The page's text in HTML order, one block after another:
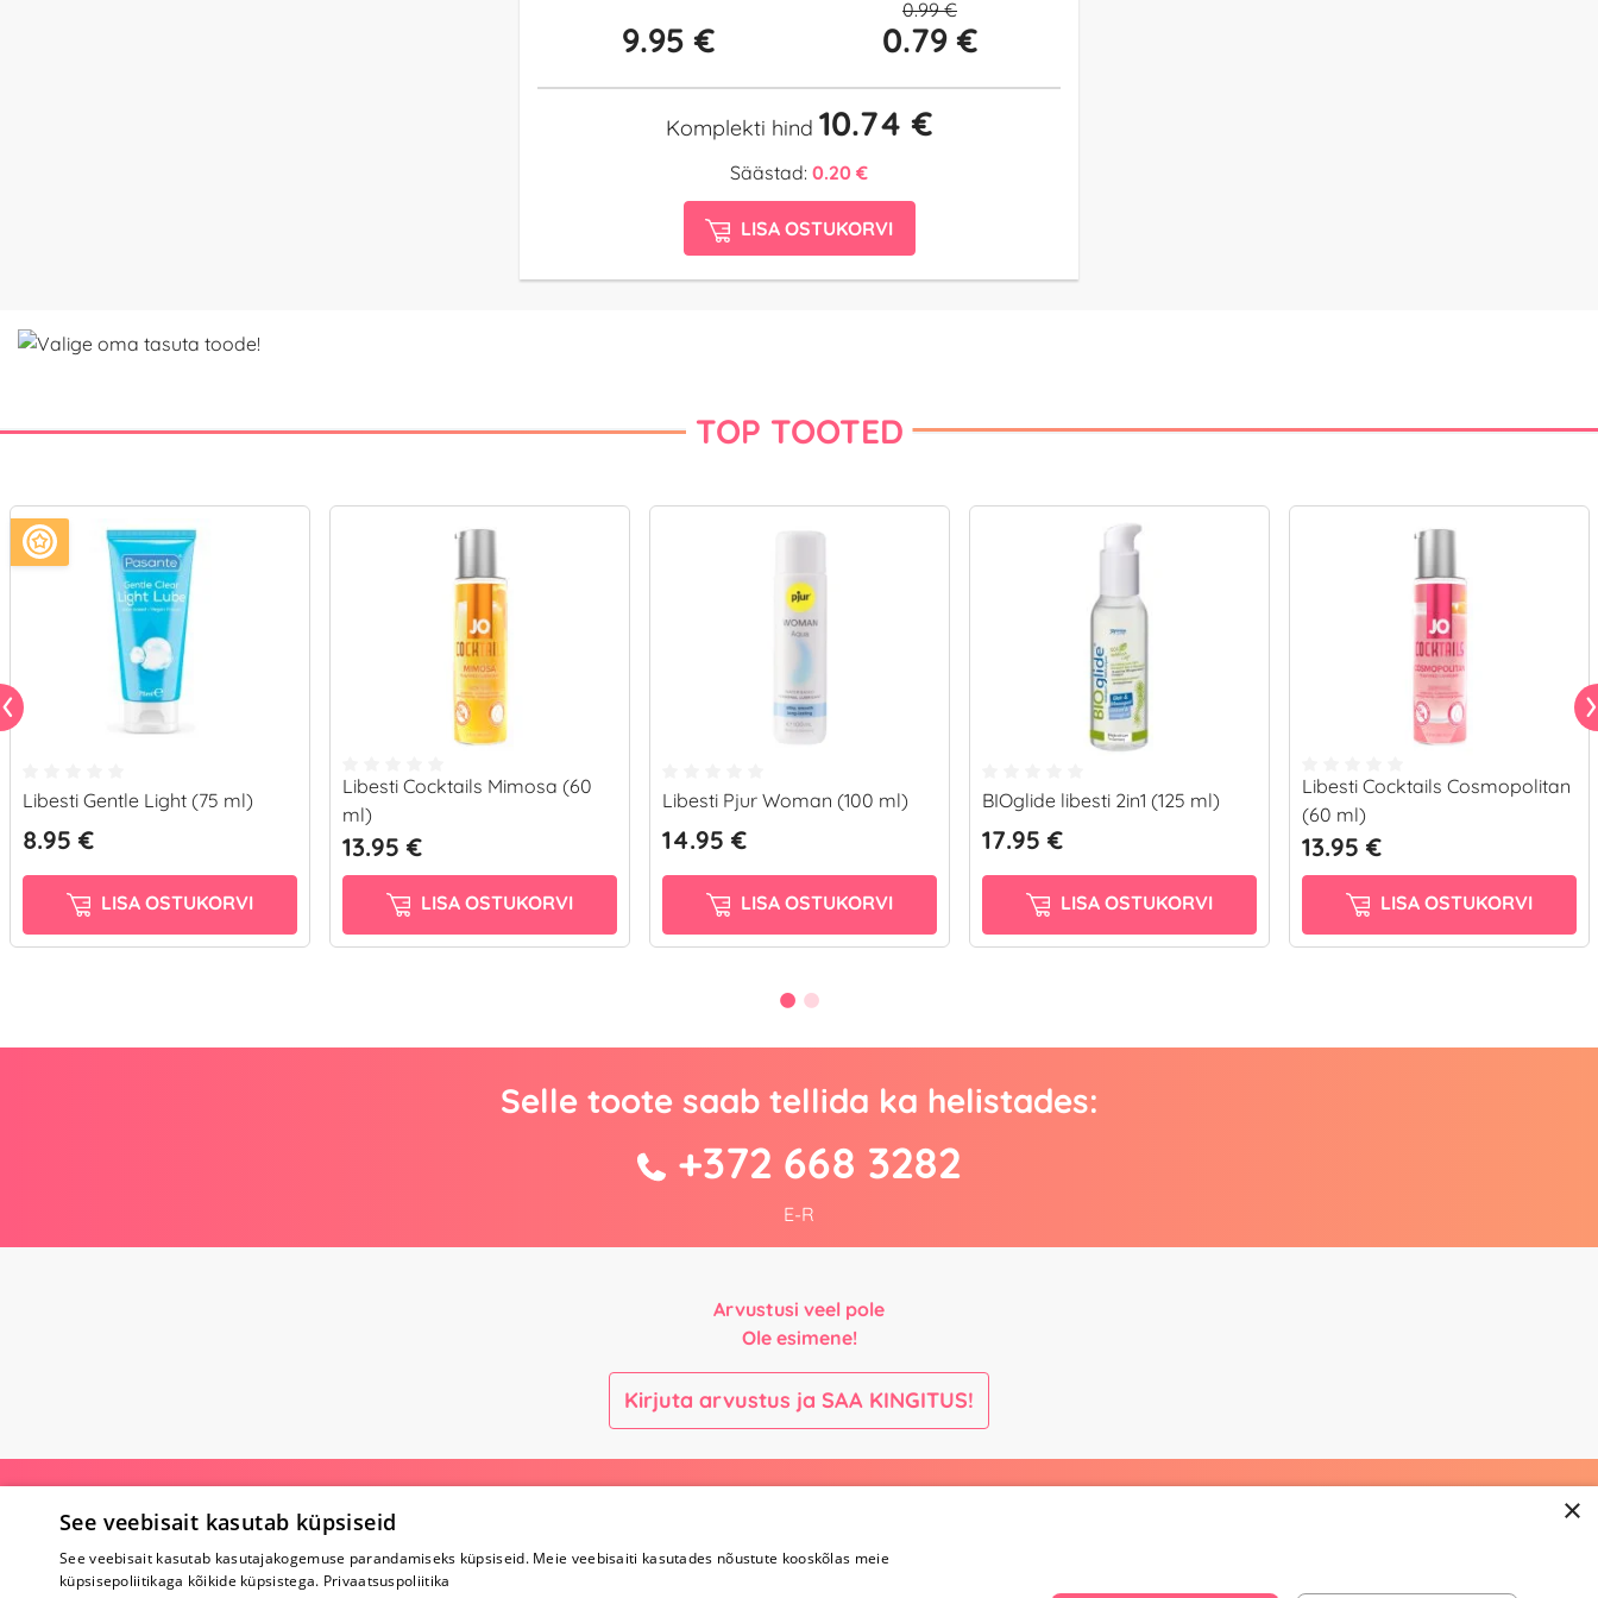
9.95 €
0.99 €
0.79 €
Komplekti hind 10.74 €
Säästad: 0.20 €
LISA OSTUKORVI
TOP TOOTED
Libesti Gentle Light (75 ml)
8.95 €
LISA OSTUKORVI
Libesti Cocktails Mimosa (60
ml)
13.95 €
LISA OSTUKORVI
Libesti Pjur Woman (100 ml)
14.95 €
LISA OSTUKORVI
BIOglide libesti 2in1 (125 ml)
17.95 €
LISA OSTUKORVI
Libesti Cocktails Cosmopolitan
(60 ml)
13.95 €
LISA OSTUKORVI
Selle toote saab tellida ka helistades:
+372 668 3282
E-R
Arvustusi veel pole
Ole esimene!
Kirjuta arvustus ja SAA KINGITUS!
Meist
Koostöö
×
See veebisait kasutab küpsiseid
See veebisait kasutab kasutajakogemuse parandamiseks küpsiseid. Meie veebisaiti kasutades nõustute kooskõlas meie
küpsisepoliitikaga kõikide küpsistega. Privaatsuspoliitika